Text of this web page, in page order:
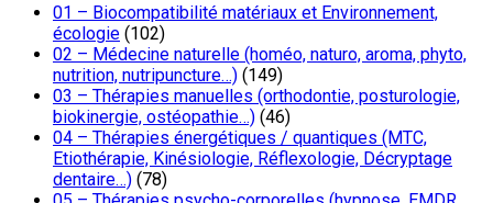
01 – Biocompatibilité matériaux et Environnement,
écologie (102)
02 – Médecine naturelle (homéo, naturo, aroma, phyto,
nutrition, nutripuncture…) (149)
03 – Thérapies manuelles (orthodontie, posturologie,
biokinergie, ostéopathie…) (46)
04 – Thérapies énergétiques / quantiques (MTC,
Etiothérapie, Kinésiologie, Réflexologie, Décryptage
dentaire…) (78)